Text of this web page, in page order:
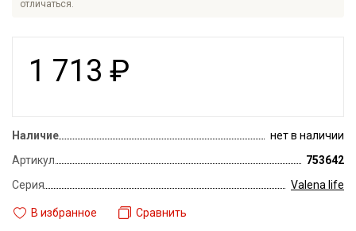
отличаться.
1 713 ₽
Наличие
нет в наличии
Артикул
753642
Серия
Valena life
В избранное Сравнить